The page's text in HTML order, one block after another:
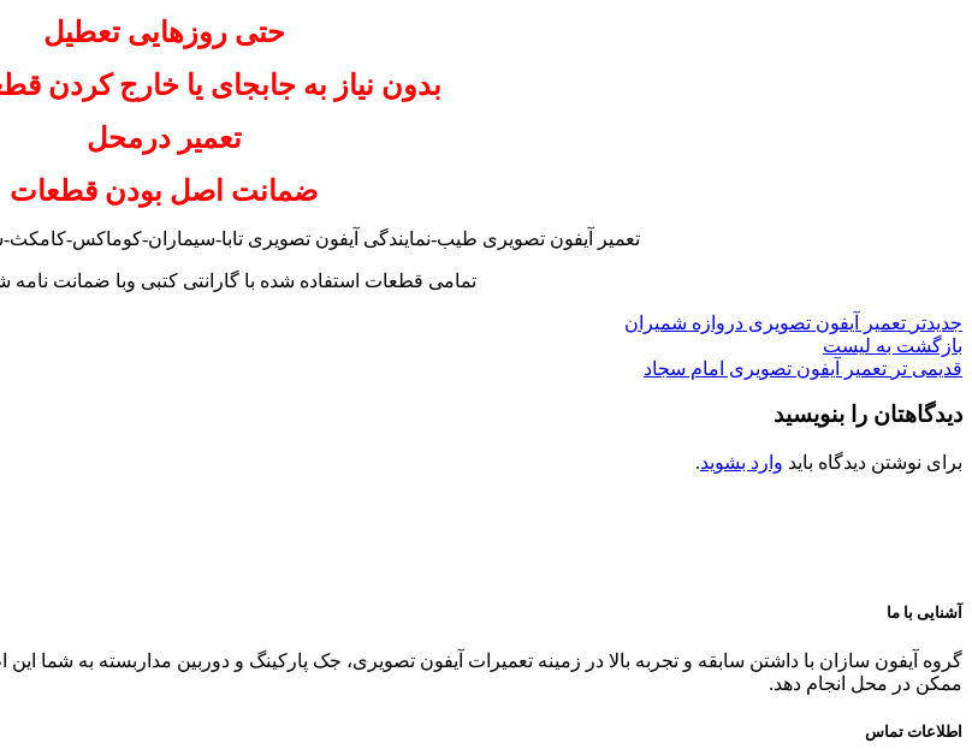
حتی روزهایی تعطیل
بدون نیاز به جابجای یا خارج کردن
تعمیر درمحل
ضمانت اصل بودن قطعات
تعمیر آیفون تصویری طیب-نمایندگی آیفون تصویری تابا-سیماران-کوماکس-کامکث-
تمامی قطعات استفاده شده با گارانتی کتبی وبا ضمانت
جدیدتر تعمیر آیفون تصویری دروازه شمیران
بازگشت به لیست
قدیمی تر تعمیر آیفون تصویری امام سجاد
دیدگاهتان را بنویسید
برای نوشتن دیدگاه باید وارد بشوید.
آشنایی با ما
گروه آیفون سازان با داشتن سابقه و تجربه بالا در زمینه تعمیرات آیفون تصویری، جک پارکینگ و دوربین مداربسته به شما
ممکن در محل انجام دهد.
اطلاعات تماس